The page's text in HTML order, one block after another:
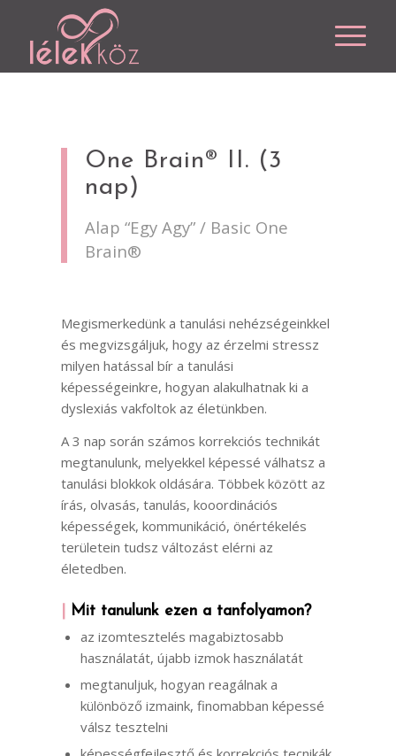
One Brain® II. (3
nap)
Alap “Egy Agy” / Basic One
Brain®
Megismerkedünk a tanulási nehézségeinkkel
és megvizsgáljuk, hogy az érzelmi stressz
milyen hatással bír a tanulási
képességeinkre, hogyan alakulhatnak ki a
dyslexiás vakfoltok az életünkben.
A 3 nap során számos korrekciós technikát
megtanulunk, melyekkel képessé válhatsz a
tanulási blokkok oldására. Többek között az
írás, olvasás, tanulás, kooordinációs
képességek, kommunikáció, önértékelés
területein tudsz változást elérni az
életedben.
Mit tanulunk ezen a tanfolyamon?
az izomtesztelés magabiztosabb
használatát, újabb izmok használatát
megtanuljuk, hogyan reagálnak a
különböző izmaink, finomabban képessé
válsz tesztelni